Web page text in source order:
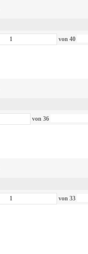
von40
von36
von33